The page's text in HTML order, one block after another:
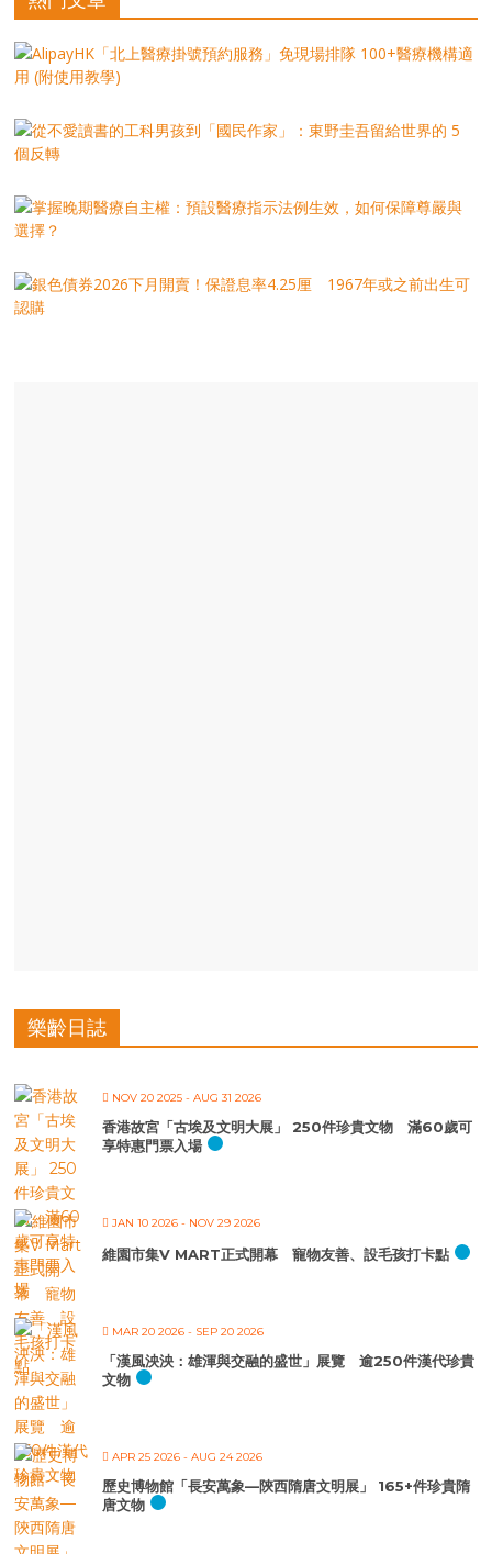
樂齡日誌
NOV 20 2025 - AUG 31 2026
香港故宮「古埃及文明大展」 250件珍貴文物 滿60歲可
享特惠門票入場
JAN 10 2026 - NOV 29 2026
維園市集V MART正式開幕 寵物友善、設毛孩打卡點
MAR 20 2026 - SEP 20 2026
「漢風泱泱：雄渾與交融的盛世」展覽 逾250件漢代珍貴
文物
APR 25 2026 - AUG 24 2026
歷史博物館「長安萬象—陝西隋唐文明展」 165+件珍貴隋
唐文物